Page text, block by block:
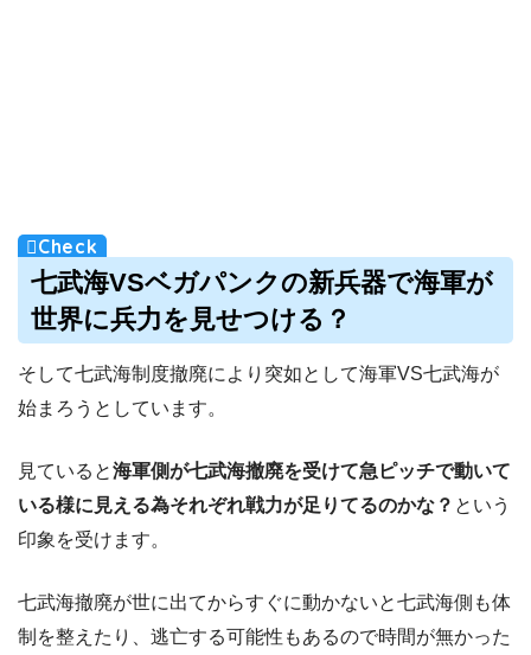
七武海VSベガパンクの新兵器で海軍が
世界に兵力を見せつける？
そして七武海制度撤廃により突如として海軍VS七武海が
始まろうとしています。
見ていると海軍側が七武海撤廃を受けて急ピッチで動いて
いる様に見える為それぞれ戦力が足りてるのかな？ という
印象を受けます。
七武海撤廃が世に出てからすぐに動かないと七武海側も体
制を整えたり、逃亡する可能性もあるので時間が無かった